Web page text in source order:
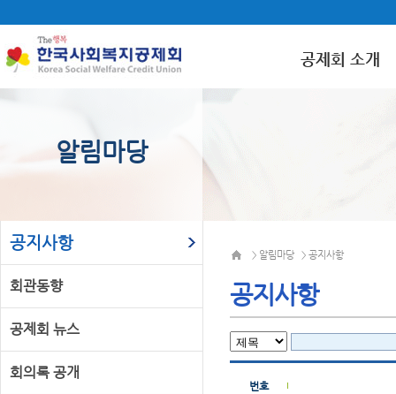
공제회 소개
알림마당
공지사항
회관동향
공제회 뉴스
회의록 공개
> 알림마당 > 공지사항
공지사항
번호